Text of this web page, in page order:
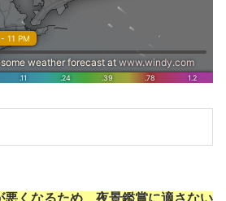
悪くなるため、夜景鑑賞に適さない